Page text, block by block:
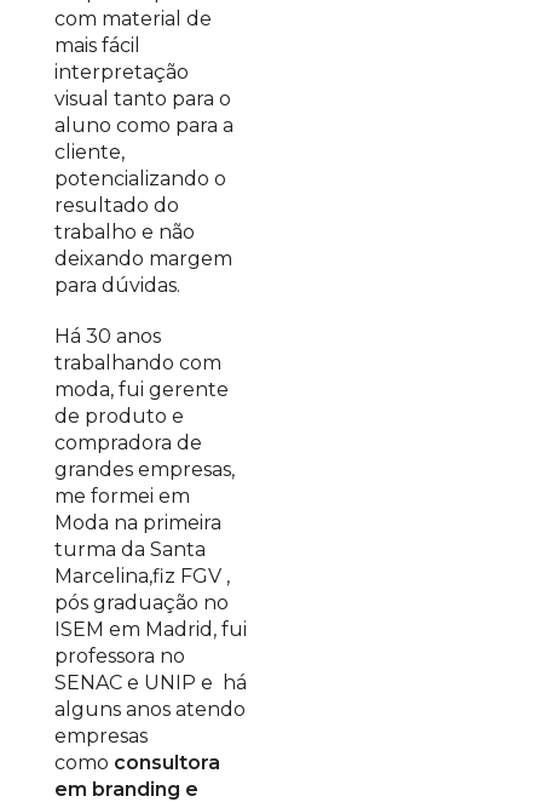
com material de
mais fácil
interpretação
visual tanto para o
aluno como para a
cliente,
potencializando o
resultado do
trabalho e não
deixando margem
para dúvidas.
Há 30 anos
trabalhando com
moda, fui gerente
de produto e
compradora de
grandes empresas,
me formei em
Moda na primeira
turma da Santa
Marcelina,fiz FGV ,
pós graduação no
ISEM em Madrid, fui
professora no
SENAC e UNIP e há
alguns anos atendo
empresas
como consultora
em branding e